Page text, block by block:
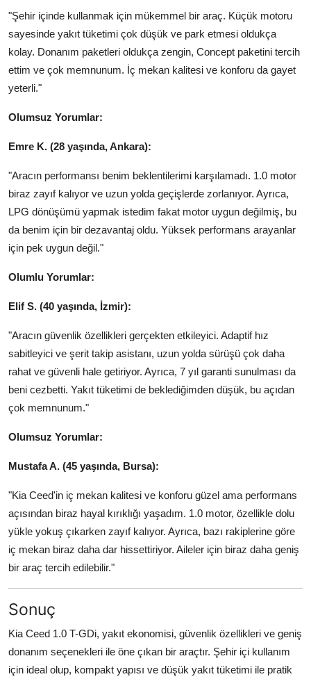
"Şehir içinde kullanmak için mükemmel bir araç. Küçük motoru
sayesinde yakıt tüketimi çok düşük ve park etmesi oldukça
kolay. Donanım paketleri oldukça zengin, Concept paketini tercih
ettim ve çok memnunum. İç mekan kalitesi ve konforu da gayet
yeterli."
Olumsuz Yorumlar:
Emre K. (28 yaşında, Ankara):
"Aracın performansı benim beklentilerimi karşılamadı. 1.0 motor
biraz zayıf kalıyor ve uzun yolda geçişlerde zorlanıyor. Ayrıca,
LPG dönüşümü yapmak istedim fakat motor uygun değilmiş, bu
da benim için bir dezavantaj oldu. Yüksek performans arayanlar
için pek uygun değil."
Olumlu Yorumlar:
Elif S. (40 yaşında, İzmir):
"Aracın güvenlik özellikleri gerçekten etkileyici. Adaptif hız
sabitleyici ve şerit takip asistanı, uzun yolda sürüşü çok daha
rahat ve güvenli hale getiriyor. Ayrıca, 7 yıl garanti sunulması da
beni cezbetti. Yakıt tüketimi de beklediğimden düşük, bu açıdan
çok memnunum."
Olumsuz Yorumlar:
Mustafa A. (45 yaşında, Bursa):
"Kia Ceed'in iç mekan kalitesi ve konforu güzel ama performans
açısından biraz hayal kırıklığı yaşadım. 1.0 motor, özellikle dolu
yükle yokuş çıkarken zayıf kalıyor. Ayrıca, bazı rakiplerine göre
iç mekan biraz daha dar hissettiriyor. Aileler için biraz daha geniş
bir araç tercih edilebilir."
Sonuç
Kia Ceed 1.0 T-GDi, yakıt ekonomisi, güvenlik özellikleri ve geniş
donanım seçenekleri ile öne çıkan bir araçtır. Şehir içi kullanım
için ideal olup, kompakt yapısı ve düşük yakıt tüketimi ile pratik